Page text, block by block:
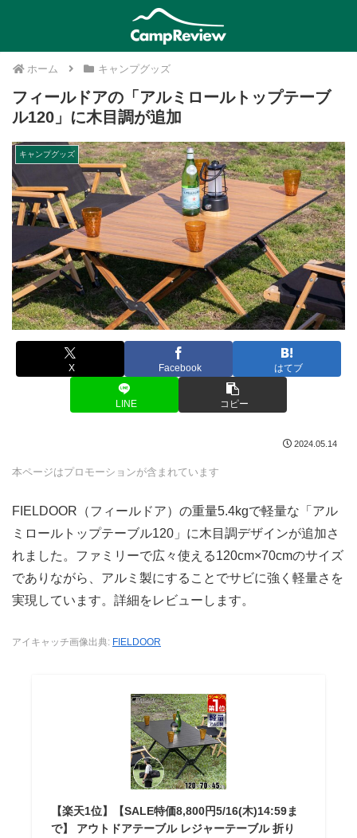
ホーム キャンプグッズ
フィールドアの「アルミロールトップテーブ
ル120」に木目調が追加
キャンプグッズ
X Facebook はてブ
LINE コピー
2024.05.14
本ページはプロモーションが含まれています
FIELDOOR（フィールドア）の重量5.4kgで軽量な「アル
ミロールトップテーブル120」に木目調デザインが追加さ
れました。ファミリーで広々使える120cm×70cmのサイズ
でありながら、アルミ製にすることでサビに強く軽量さを
実現しています。詳細をレビューします。
アイキャッチ画像出典: FIELDOOR
【楽天1位】【SALE特価8,800円5/16(木)14:59ま
で】 アウトドアテーブル レジャーテーブル 折り